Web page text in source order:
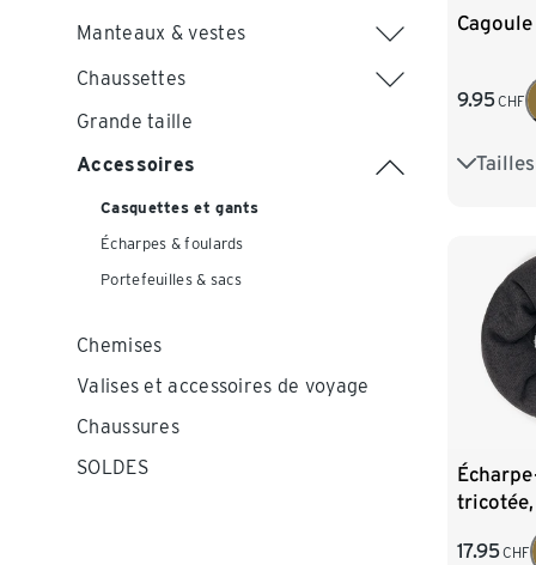
Manteaux & vestes
Chaussettes
Grande taille
Accessoires
Casquettes et gants
Écharpes & foulards
Portefeuilles & sacs
Chemises
Valises et accessoires de voyage
Chaussures
SOLDES
9.95CHF
S M
17.95CHF